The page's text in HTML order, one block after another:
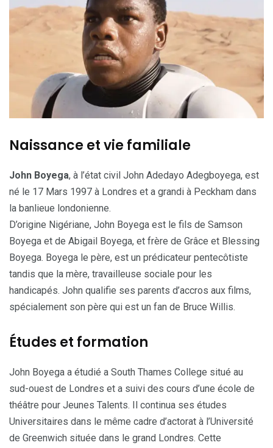
Naissance et vie familiale
John Boyega, à l’état civil John Adedayo Adegboyega, est
né le 17 Mars 1997 à Londres et a grandi à Peckham dans
la banlieue londonienne.
D’origine Nigériane, John Boyega est le fils de Samson
Boyega et de Abigail Boyega, et frère de Grâce et Blessing
Boyega. Boyega le père, est un prédicateur pentecôtiste
tandis que la mère, travailleuse sociale pour les
handicapés. John qualifie ses parents d’accros aux films,
spécialement son père qui est un fan de Bruce Willis.
Études et formation
John Boyega a étudié a South Thames College situé au
sud-ouest de Londres et a suivi des cours d’une école de
théâtre pour Jeunes Talents. Il continua ses études
Universitaires dans le même cadre d’actorat à l’Université
de Greenwich située dans le grand Londres. Cette